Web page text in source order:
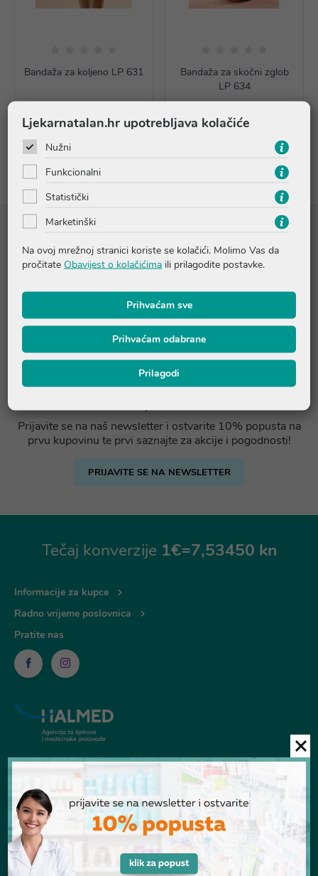
Bandaža za koljeno LP 631
Bandaža za skočni zglob
LP 634
Ostvarite -10% popusta na prvu
Prijavite se na naš newsletter i ostvarite 10% popusta na
prvu kupovinu te prvi saznajte za akcije i pogodnosti!
PRIJAVITE SE NA NEWSLETTER
Tečaj konverzije 1€=7,53450 kn
Informacije za kupce
Radno vrijeme poslovnica
Pratite nas
© Ljekarna Talan 2026
Ljekarnatalan.hr upotrebljava kolačiće
Nužni
Funkcionalni
Statistički
Marketinški
Na ovoj mrežnoj stranici koriste se kolačići. Molimo Vas da
pročitate Obavijest o kolačićima ili prilagodite postavke.
Prihvaćam sve
Prihvaćam odabrane
Prilagodi